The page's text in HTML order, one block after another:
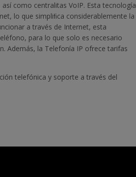
como centralitas VoIP. Esta tecnología
lo que simpliﬁca considerablemente la
a través de Internet, esta
para lo que solo es necesario
Además, la Telefonía IP ofrece tarifas
telefónica y soporte a través del